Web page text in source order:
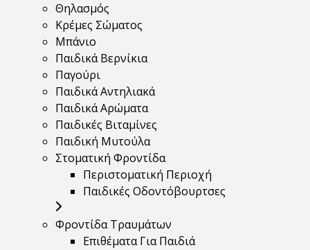
Θηλασμός
Κρέμες Σώματος
Μπάνιο
Παιδικά Βερνίκια
Παγούρι
Παιδικά Αντηλιακά
Παιδικά Αρώματα
Παιδικές Βιταμίνες
Παιδική Μυτούλα
Στοματική Φροντίδα
Περιστοματική Περιοχή
Παιδικές Οδοντόβουρτσες
Φροντίδα Τραυμάτων
Επιθέματα Για Παιδιά